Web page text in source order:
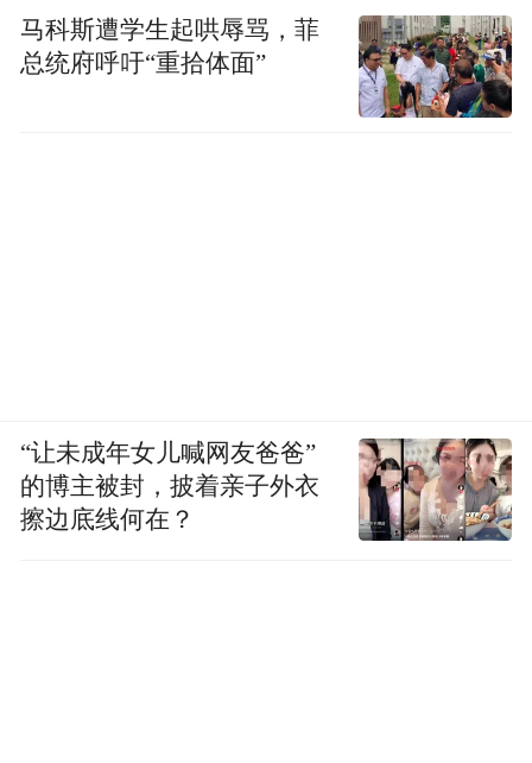
马科斯遭学生起哄辱骂，菲
总统府呼吁“重拾体面”
“让未成年女儿喊网友爸爸”
的博主被封，披着亲子外衣
擦边底线何在？